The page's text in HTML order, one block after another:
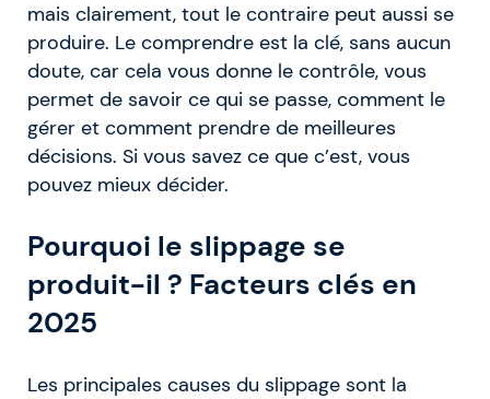
mais clairement, tout le contraire peut aussi se
produire. Le comprendre est la clé, sans aucun
doute, car cela vous donne le contrôle, vous
permet de savoir ce qui se passe, comment le
gérer et comment prendre de meilleures
décisions. Si vous savez ce que c’est, vous
pouvez mieux décider.
Pourquoi le slippage se
produit-il ? Facteurs clés en
2025
Les principales causes du slippage sont la